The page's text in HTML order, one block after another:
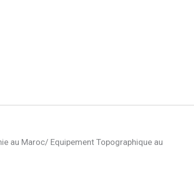
au Maroc/ Equipement Topographique au